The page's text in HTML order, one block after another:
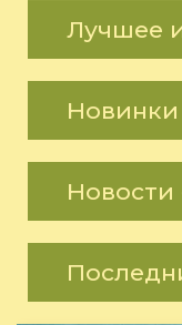
Лучшее
Новинки
Новости